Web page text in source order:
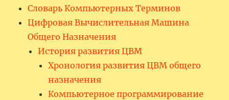
Словарь Компьютерных Терминов
Цифровая Вычислительная Машина
Общего Назначения
История развития ЦВМ
Хронология развития ЦВМ общего
назначения
Компьютерное программирование